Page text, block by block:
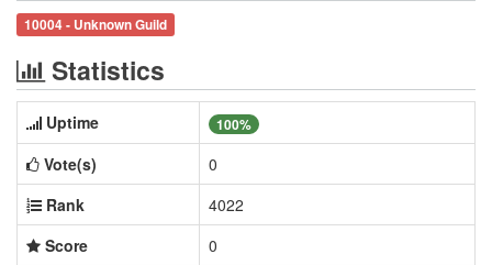
10004 - Unknown Guild
Statistics
Uptime 100%
Vote(s)
0
Rank
4022
Score
0